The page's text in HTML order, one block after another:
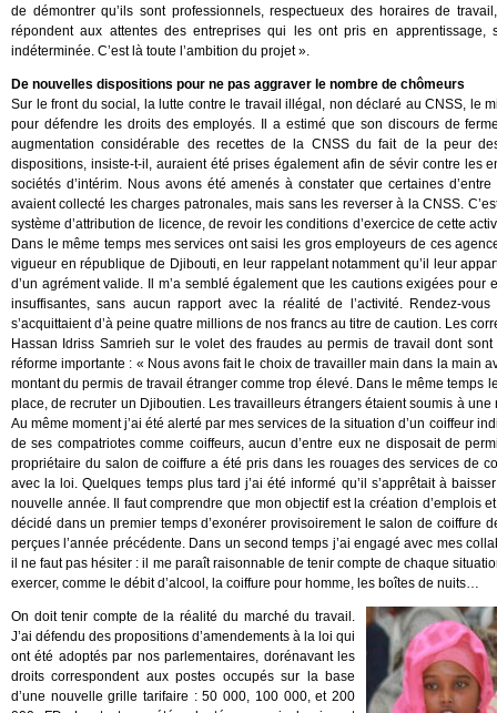
de démontrer qu’ils sont professionnels, respectueux des horaires de
répondent aux attentes des entreprises qui les ont pris en
indéterminée. C’est là toute l’ambition du projet ».
De nouvelles dispositions pour ne pas aggraver le nombre de chômeurs
Sur le front du social, la lutte contre le travail illégal, non déclaré au CNSS, le
pour défendre les droits des employés. Il a estimé que son discours de
augmentation considérable des recettes de la CNSS du fait de la peur
dispositions, insiste-t-il, auraient été prises également afin de sévir contre les
sociétés d’intérim. Nous avons été amenés à constater que certaines
avaient collecté les charges patronales, mais sans les reverser à la CNSS.
système d’attribution de licence, de revoir les conditions d’exercice de cette
Dans le même temps mes services ont saisi les gros employeurs de ces
vigueur en république de Djibouti, en leur rappelant notamment qu’il leur
d’un agrément valide. Il m’a semblé également que les cautions exigées
insuffisantes, sans aucun rapport avec la réalité de l’activité. Rendez-
s’acquittaient d’à peine quatre millions de nos francs au titre de caution. Les
Hassan Idriss Samrieh sur le volet des fraudes au permis de travail dont
réforme importante : « Nous avons fait le choix de travailler main dans la main
montant du permis de travail étranger comme trop élevé. Dans le même
place, de recruter un Djiboutien. Les travailleurs étrangers étaient soumis à
Au même moment j’ai été alerté par mes services de la situation d’un coiffeur
de ses compatriotes comme coiffeurs, aucun d’entre eux ne disposait de
propriétaire du salon de coiffure a été pris dans les rouages des services de
avec la loi. Quelques temps plus tard j’ai été informé qu’il s’apprêtait à
nouvelle année. Il faut comprendre que mon objectif est la création d’emplois
décidé dans un premier temps d’exonérer provisoirement le salon de coiffure
perçues l’année précédente. Dans un second temps j’ai engagé avec mes
il ne faut pas hésiter : il me paraît raisonnable de tenir compte de chaque
exercer, comme le débit d’alcool, la coiffure pour homme, les boîtes de nuits…
On doit tenir compte de la réalité du marché du travail.
J’ai défendu des propositions d’amendements à la loi qui
ont été adoptés par nos parlementaires, dorénavant les
droits correspondent aux postes occupés sur la base
d’une nouvelle grille tarifaire : 50 000, 100 000, et 200